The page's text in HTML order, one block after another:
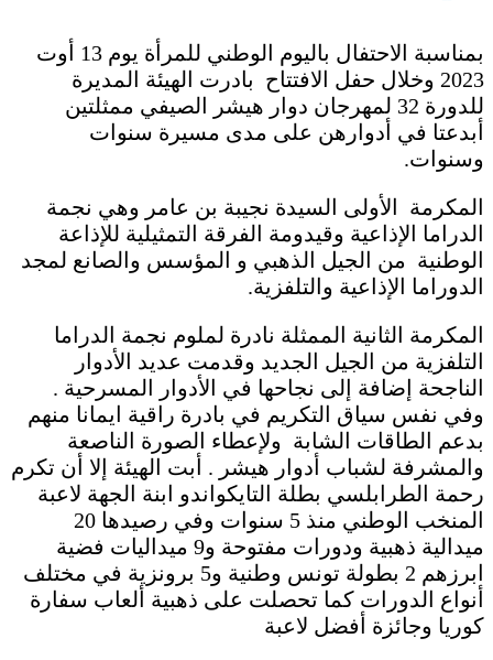
بمناسبة الاحتفال باليوم الوطني للمرأة يوم 13 أوت
2023 وخلال حفل الافتتاح بادرت الهيئة المديرة
للدورة 32 لمهرجان دوار هيشر الصيفي ممثلتين
أبدعتا في أدوارهن على مدى مسيرة سنوات
وسنوات.
المكرمة الأولى السيدة نجيبة بن عامر وهي نجمة
الدراما الإذاعية وقيدومة الفرقة التمثيلية للإذاعة
الوطنية من الجيل الذهبي و المؤسس والصانع لمجد
الدوراما الإذاعية والتلفزية.
المكرمة الثانية الممثلة نادرة لملوم نجمة الدراما
التلفزية من الجيل الجديد وقدمت عديد الأدوار
الناجحة إضافة إلى نجاحها في الأدوار المسرحية .
وفي نفس سياق التكريم في بادرة راقية ايمانا منهم
بدعم الطاقات الشابة ولإعطاء الصورة الناصعة
والمشرفة لشباب أدوار هيشر . أبت الهيئة إلا أن تكرم
رحمة الطرابلسي بطلة التايكواندو ابنة الجهة لاعبة
المنخب الوطني منذ 5 سنوات وفي رصيدها 20
ميدالية ذهبية ودورات مفتوحة و9 ميداليات فضية
ابرزهم 2 بطولة تونس وطنية و5 برونزية في مختلف
أنواع الدورات كما تحصلت على ذهبية ألعاب سفارة
كوريا وجائزة أفضل لاعبة